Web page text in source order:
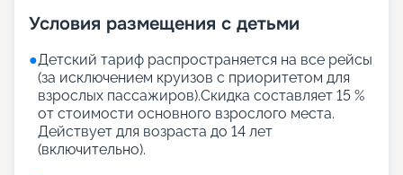
Условия размещения с детьми
●Детский тариф распространяется на все рейсы
(за исключением круизов с приоритетом для
взрослых пассажиров).Скидка составляет 15 %
от стоимости основного взрослого места.
Действует для возраста до 14 лет
(включительно).